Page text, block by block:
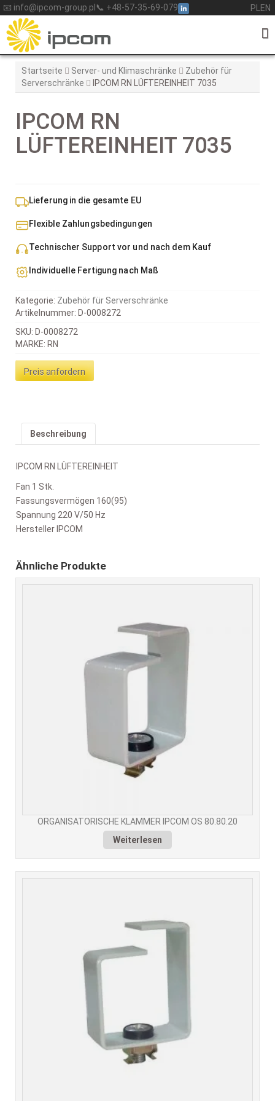
Skip
to
content
📧 info@ipcom-group.pl 📞 +48-57-35-69-079 PL EN
Startseite Server- und Klimaschränke
Zubehör für
Serverschränke
IPCOM RN LÜFTEREINHEIT 7035
IPCOM RN
LÜFTEREINHEIT 7035
SKU: D-0008272
MARKE: RN
Preis anfordern
Lieferung in die gesamte EU
Flexible Zahlungsbedingungen
Technischer Support vor und nach dem Kauf
Individuelle Fertigung nach Maß
Artikelnummer: D-0008272
Kategorie: Zubehör für Serverschränke
Beschreibung
IPCOM RN LÜFTEREINHEIT
Fan 1 Stk.
Fassungsvermögen 160(95)
Spannung 220 V/50 Hz
Hersteller IPCOM
Ähnliche Produkte
ORGANISATORISCHE KLAMMER IPCOM OS 80.80.20
Weiterlesen